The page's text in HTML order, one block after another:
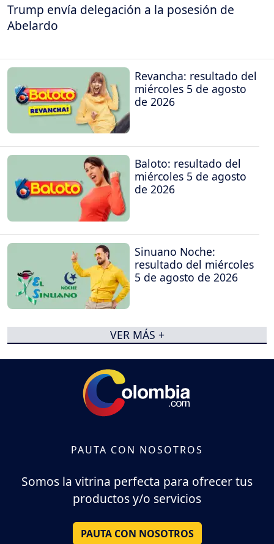
Trump envía delegación a la posesión de
Abelardo
Revancha: resultado del
miércoles 5 de agosto
de 2026
Baloto: resultado del
miércoles 5 de agosto
de 2026
Sinuano Noche:
resultado del miércoles
5 de agosto de 2026
VER MÁS +
PAUTA CON NOSOTROS
Somos la vitrina perfecta para ofrecer tus
productos y/o servicios
PAUTA CON NOSOTROS